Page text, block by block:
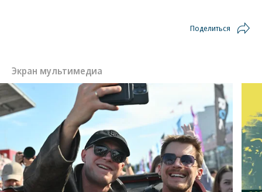
Поделиться
Экран мультимедиа